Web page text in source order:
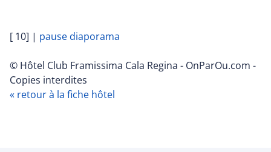
[ 10] | pause diaporama
© Hôtel Club Framissima Cala Regina - OnParOu.com -
Copies interdites
« retour à la fiche hôtel